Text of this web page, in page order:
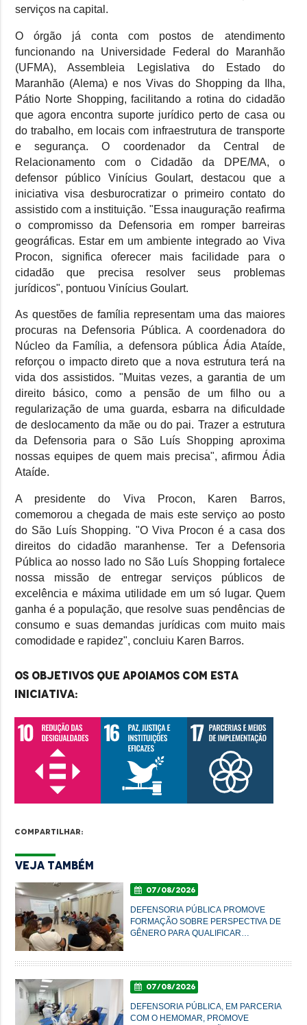
serviços na capital.
O órgão já conta com postos de atendimento
funcionando na Universidade Federal do Maranhão
(UFMA), Assembleia Legislativa do Estado do
Maranhão (Alema) e nos Vivas do Shopping da Ilha,
Pátio Norte Shopping, facilitando a rotina do cidadão
que agora encontra suporte jurídico perto de casa ou
do trabalho, em locais com infraestrutura de transporte
e segurança. O coordenador da Central de
Relacionamento com o Cidadão da DPE/MA, o
defensor público Vinícius Goulart, destacou que a
iniciativa visa desburocratizar o primeiro contato do
assistido com a instituição. "Essa inauguração reafirma
o compromisso da Defensoria em romper barreiras
geográficas. Estar em um ambiente integrado ao Viva
Procon, significa oferecer mais facilidade para o
cidadão que precisa resolver seus problemas
jurídicos", pontuou Vinícius Goulart.
As questões de família representam uma das maiores
procuras na Defensoria Pública. A coordenadora do
Núcleo da Família, a defensora pública Ádia Ataíde,
reforçou o impacto direto que a nova estrutura terá na
vida dos assistidos. "Muitas vezes, a garantia de um
direito básico, como a pensão de um filho ou a
regularização de uma guarda, esbarra na dificuldade
de deslocamento da mãe ou do pai. Trazer a estrutura
da Defensoria para o São Luís Shopping aproxima
nossas equipes de quem mais precisa", afirmou Ádia
Ataíde.
A presidente do Viva Procon, Karen Barros,
comemorou a chegada de mais este serviço ao posto
do São Luís Shopping. "O Viva Procon é a casa dos
direitos do cidadão maranhense. Ter a Defensoria
Pública ao nosso lado no São Luís Shopping fortalece
nossa missão de entregar serviços públicos de
excelência e máxima utilidade em um só lugar. Quem
ganha é a população, que resolve suas pendências de
consumo e suas demandas jurídicas com muito mais
comodidade e rapidez", concluiu Karen Barros.
Os objetivos que apoiamos com esta
iniciativa:
Compartilhar:
Veja Também
07/08/2026
DEFENSORIA PÚBLICA PROMOVE
FORMAÇÃO SOBRE PERSPECTIVA DE
GÊNERO PARA QUALIFICAR
07/08/2026
DEFENSORIA PÚBLICA, EM PARCERIA
COM O HEMOMAR, PROMOVE